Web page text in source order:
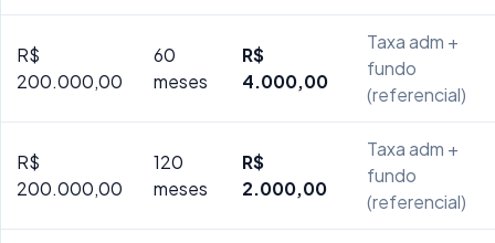
R$
200.000,00
60
meses
R$
4.000,00
Taxa adm +
fundo
(referencial)
R$
200.000,00
120
meses
R$
2.000,00
Taxa adm +
fundo
(referencial)